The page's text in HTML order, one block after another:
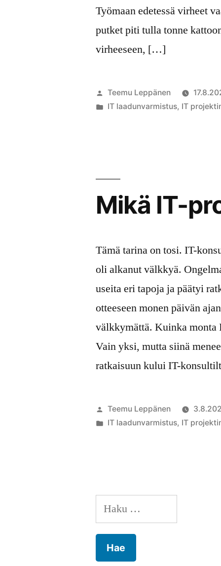
Työmaan edetessä virheet
putket piti tulla tonne
virheeseen, […]
Artikkelin
julkaisija
Teemu Leppänen
Julkaistu
IT laadunvarmistus, IT
Mikä IT-
Tämä tarina on tosi. IT-
oli alkanut välkkyä.
useita eri tapoja ja päätyi
otteeseen monen päivän
välkkymättä. Kuinka monta
Vain yksi, mutta siinä
ratkaisuun kului IT-
Artikkelin
julkaisija
Teemu Leppänen
Julkaistu
IT laadunvarmistus, IT
Haku: